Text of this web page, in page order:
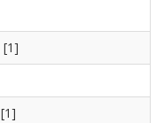
[1]
[1]